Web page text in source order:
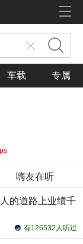
车载 专属
嗨友在听
的道路上业绩千
有126532人听过